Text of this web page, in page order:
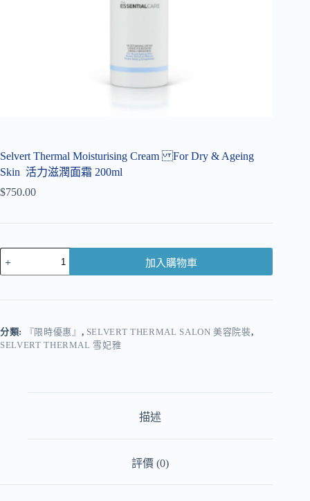
Selvert Thermal Moisturising Cream For Dry & Ageing
Skin 活力滋潤面霜 200ml
$750.00
加入購物車
分類: 『限時優惠』 , SELVERT THERMAL SALON 美容院裝,
SELVERT THERMAL 雪妃雅
描述
評價 (0)